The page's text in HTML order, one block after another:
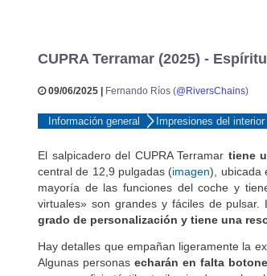
CUPRA Terramar (2025) -
El salpicadero del CUPRA Terramartiene
central de 12,9 pulgadas ( imagen), ubicada
mayoría de las funciones del coche y
virtuales» son grandes y fáciles de
Hay detalles que empañan ligeramente la